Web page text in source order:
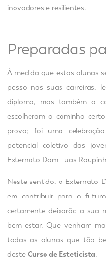
inovadores e resilientes.
Preparadas
À medida que estas alunas
passo nas suas carreiras,
diploma, mas também a
escolheram o caminho
prova; foi uma
potencial coletivo das
Externato Dom Fuas
Neste sentido, o Externato
em contribuir para o
certamente deixarão a sua
bem-estar. Que venham
todas as alunas que tão
deste Curso de Esteticista.